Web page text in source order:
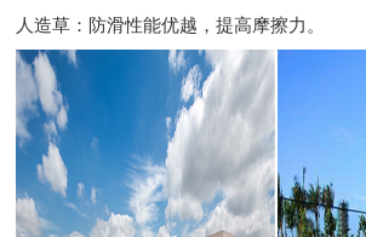
人造草：防滑性能优越，提高摩擦力。